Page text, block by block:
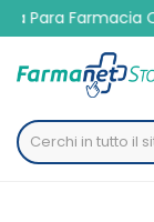
Online